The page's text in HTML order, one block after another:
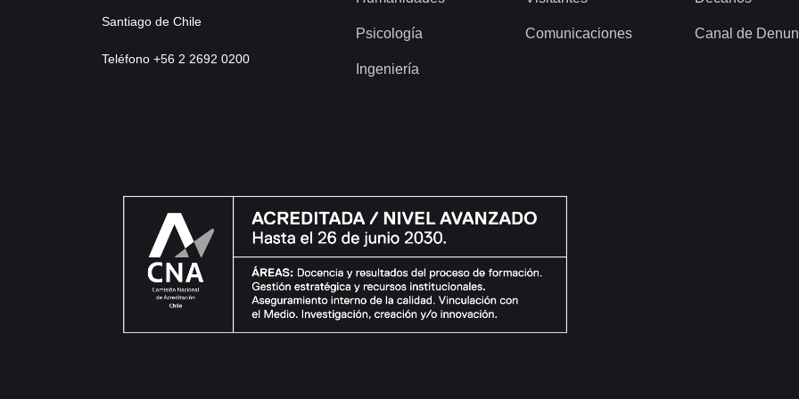
Santiago de Chile
Teléfono +56 2 2692 0200
Psicología
Ingeniería
Comunicaciones Canal de